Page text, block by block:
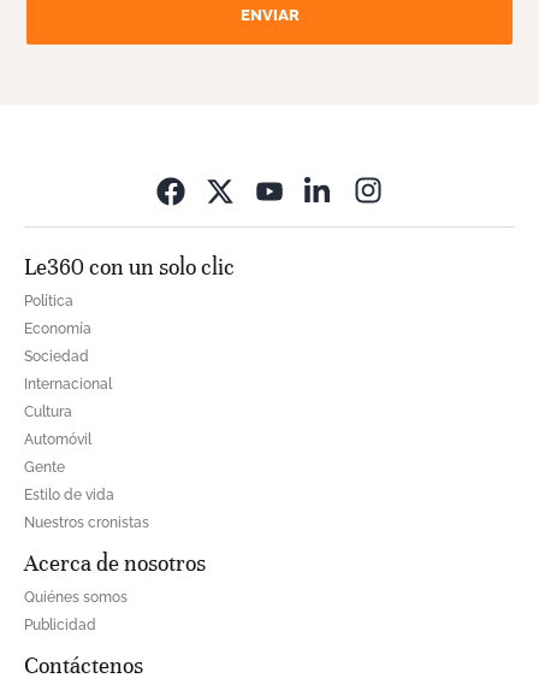
ENVIAR
Le360 con un solo clic
Política
Economía
Sociedad
Internacional
Cultura
Automóvil
Gente
Estilo de vida
Nuestros cronistas
Acerca de nosotros
Quiénes somos
Publicidad
Contáctenos